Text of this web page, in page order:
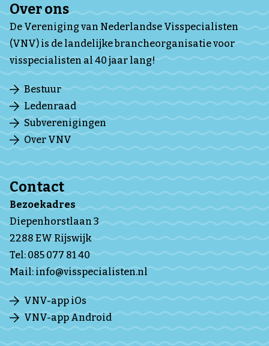
Over ons
De Vereniging van Nederlandse Visspecialisten
(VNV) is de landelijke brancheorganisatie voor
visspecialisten al 40 jaar lang!
Bestuur
Ledenraad
Subverenigingen
Over VNV
Contact
Bezoekadres
Diepenhorstlaan 3
2288 EW Rijswijk
Tel:085 077 81 40
Mail:info@visspecialisten.nl
VNV-app iOs
VNV-app Android